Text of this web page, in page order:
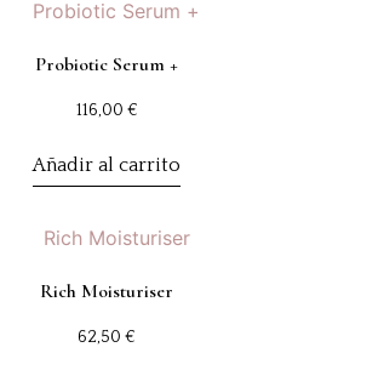
Probiotic Serum +
116,00 €
Añadir al carrito
Rich Moisturiser
62,50 €